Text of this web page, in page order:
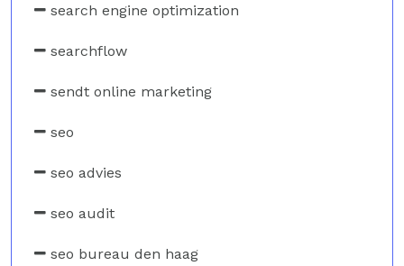
search engine optimization
searchflow
sendt online marketing
seo
seo advies
seo audit
seo bureau den haag